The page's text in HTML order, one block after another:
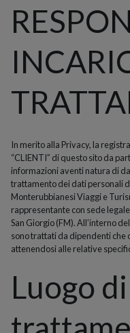
In merito alla Privacy, la
“CLIENTI” di questo sito da
informazioni aventi natura di
trattamento dei dati personali
Monterubbianesi Viaggi e
rappresentante con sede
San Giorgio (FM). All’interno
sono trattati da dipendenti che
attenendosi alle relative
Luogo di